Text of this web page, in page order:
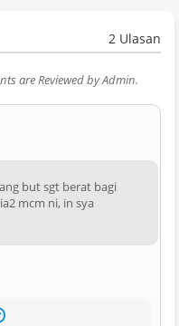
2 Ulasan
are Reviewed by Admin.
but sgt berat bagi
mcm ni, in sya